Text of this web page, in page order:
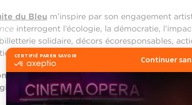
du Bleu m’inspire par son engagement
interrogent l’écologie, la démocratie,
solidaire, décors écoresponsables,
politique et concret à la fois.
profondément nourrie. Elles m’ont
en même temps.